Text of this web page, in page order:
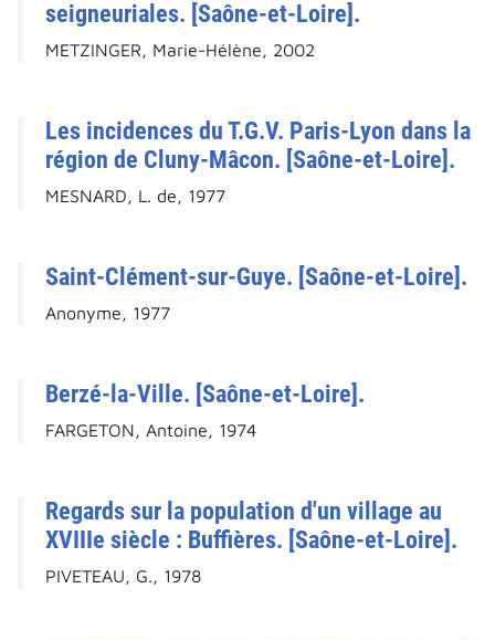
seigneuriales. [Saône-et-Loire].
METZINGER, Marie-Hélène, 2002
Les incidences du T.G.V. Paris-Lyon dans la
région de Cluny-Mâcon. [Saône-et-Loire].
MESNARD, L. de, 1977
Saint-Clément-sur-Guye. [Saône-et-Loire].
Anonyme, 1977
Berzé-la-Ville. [Saône-et-Loire].
FARGETON, Antoine, 1974
Regards sur la population d'un village au
XVIIIe siècle : Buffières. [Saône-et-Loire].
PIVETEAU, G., 1978